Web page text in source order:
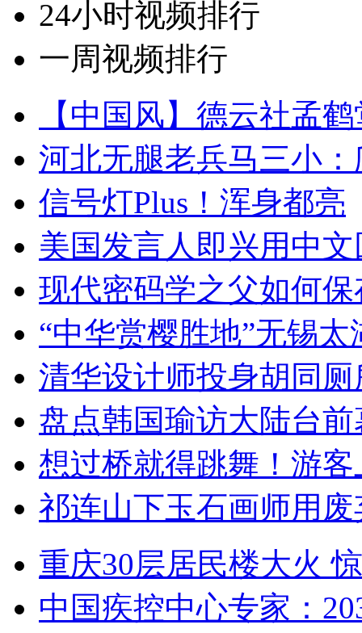
24小时视频排行
一周视频排行
【中国风】德云社孟
河北无腿老兵马三小
信号灯Plus！浑身都亮
美国发言人即兴用中
现代密码学之父如何
“中华赏樱胜地”无锡
清华设计师投身胡同
盘点韩国瑜访大陆台
想过桥就得跳舞！游客
祁连山下玉石画师用
重庆30层居民楼大火
中国疾控中心专家：